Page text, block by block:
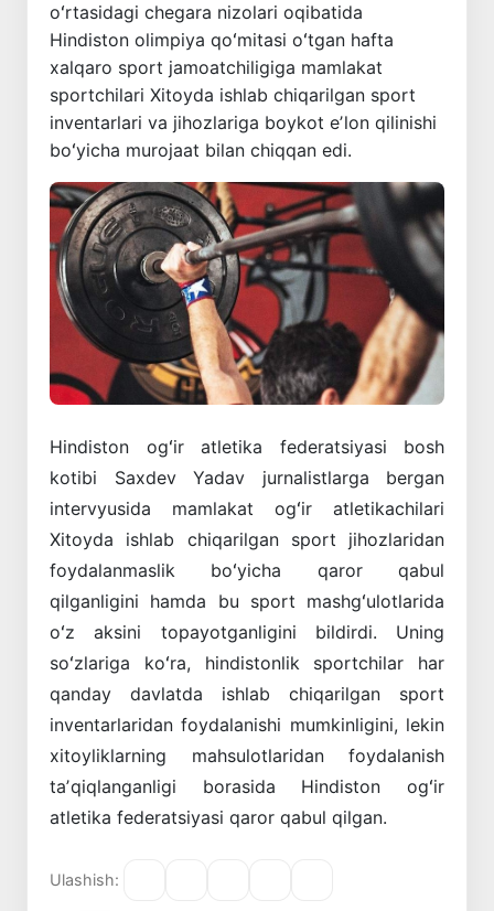
oʻrtasidagi chegara nizolari oqibatida
Hindiston olimpiya qoʻmitasi oʻtgan hafta
xalqaro sport jamoatchiligiga mamlakat
sportchilari Xitoyda ishlab chiqarilgan sport
inventarlari va jihozlariga boykot eʼlon qilinishi
boʻyicha murojaat bilan chiqqan edi.
Hindiston ogʻir atletika federatsiyasi bosh
kotibi Saxdev Yadav jurnalistlarga bergan
intervyusida mamlakat ogʻir atletikachilari
Xitoyda ishlab chiqarilgan sport jihozlaridan
foydalanmaslik boʻyicha qaror qabul
qilganligini hamda bu sport mashgʻulotlarida
oʻz aksini topayotganligini bildirdi. Uning
soʻzlariga koʻra, hindistonlik sportchilar har
qanday davlatda ishlab chiqarilgan sport
inventarlaridan foydalanishi mumkinligini, lekin
xitoyliklarning mahsulotlaridan foydalanish
taʼqiqlanganligi borasida Hindiston ogʻir
atletika federatsiyasi qaror qabul qilgan.
Ulashish: